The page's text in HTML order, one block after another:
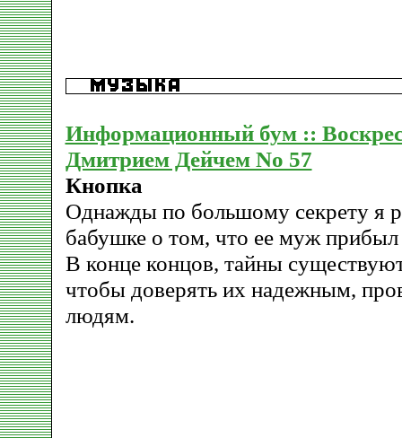
Информационный бум ::
Дмитрием Дейчем No 57
Кнопка
Однажды по большому секрету я
бабушке о том, что ее муж прибыл
В конце концов, тайны
чтобы доверять их надежным,
людям.